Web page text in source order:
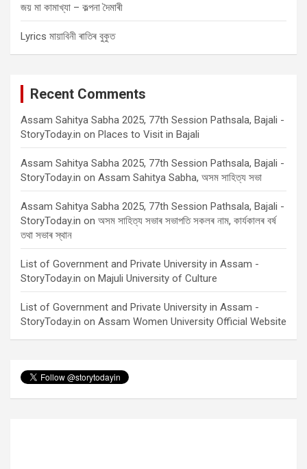
জয় মা কামাখ্যা – কল্পনা দৈমাৰী
Lyrics মায়াবিনী ৰাতিৰ বুকুত
Recent Comments
Assam Sahitya Sabha 2025, 77th Session Pathsala, Bajali -
StoryToday.in on Places to Visit in Bajali
Assam Sahitya Sabha 2025, 77th Session Pathsala, Bajali -
StoryToday.in on Assam Sahitya Sabha, অসম সাহিত্য সভা
Assam Sahitya Sabha 2025, 77th Session Pathsala, Bajali -
StoryToday.in on অসম সাহিত্য সভাৰ সভাপতি সকলৰ নাম, কাৰ্যকালৰ বৰ্ষ
তথা সভাৰ স্থান
List of Government and Private University in Assam -
StoryToday.in on Majuli University of Culture
List of Government and Private University in Assam -
StoryToday.in on Assam Women University Official Website